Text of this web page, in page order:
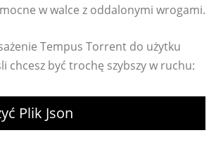
w walce z oddalonymi wrogami.
Tempus Torrent do użytku
chcesz być trochę szybszy w ruchu:
Plik Json